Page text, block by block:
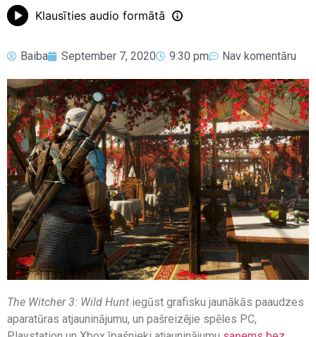
Klausīties audio formātā
Baiba September 7, 2020 9:30 pm Nav komentāru
The Witcher 3: Wild Hunt iegūst grafisku jaunākās paaudzes
aparatūras atjauninājumu, un pašreizējie spēles PC,